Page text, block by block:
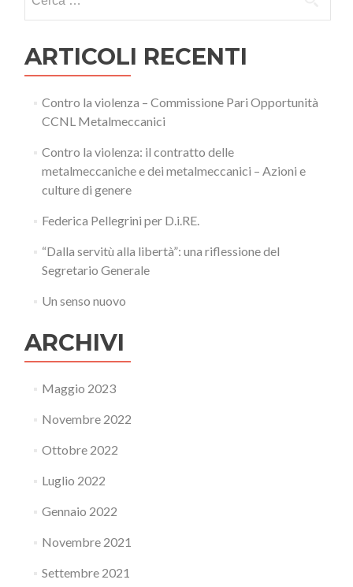
per:
ARTICOLI RECENTI
Contro la violenza – Commissione Pari Opportunità
CCNL Metalmeccanici
Contro la violenza: il contratto delle
metalmeccaniche e dei metalmeccanici – Azioni e
culture di genere
Federica Pellegrini per D.i.RE.
“Dalla servitù alla libertà”: una riflessione del
Segretario Generale
Un senso nuovo
ARCHIVI
Maggio 2023
Novembre 2022
Ottobre 2022
Luglio 2022
Gennaio 2022
Novembre 2021
Settembre 2021